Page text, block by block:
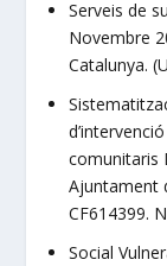
Serveis de
Novembre
Catalunya.
comunitaris
Ajuntament
CF614399.
Social